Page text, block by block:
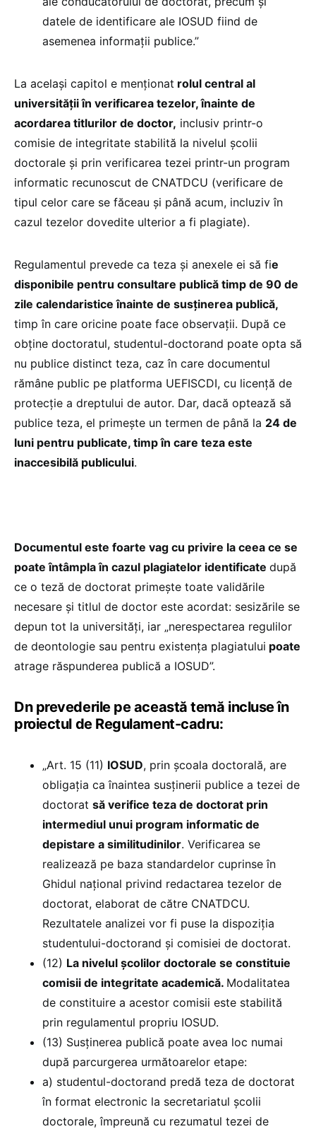
datele de identificare ale IOSUD fiind de
asemenea informații publice.”
La același capitol e menționat rolul central al
universității în verificarea tezelor, înainte de
acordarea titlurilor de doctor, inclusiv printr-o
comisie de integritate stabilită la nivelul școlii
doctorale și prin verificarea tezei printr-un program
informatic recunoscut de CNATDCU (verificare de
tipul celor care se făceau și până acum, incluziv în
cazul tezelor dovedite ulterior a fi plagiate).
Regulamentul prevede ca teza și anexele ei să fie
disponibile pentru consultare publică timp de 90 de
zile calendaristice înainte de susținerea publică,
timp în care oricine poate face observații. După ce
obține doctoratul, studentul-doctorand poate opta să
nu publice distinct teza, caz în care documentul
rămâne public pe platforma UEFISCDI, cu licență de
protecție a dreptului de autor. Dar, dacă optează să
publice teza, el primește un termen de până la 24 de
luni pentru publicate, timp în care teza este
inaccesibilă publicului.
Documentul este foarte vag cu privire la ceea ce se
poate întâmpla în cazul plagiatelor identificate după
ce o teză de doctorat primește toate validările
necesare și titlul de doctor este acordat: sesizările se
depun tot la universități, iar „nerespectarea regulilor
de deontologie sau pentru existenţa plagiatului poate
atrage răspunderea publică a IOSUD”.
Dn prevederile pe această temă incluse în
proiectul de Regulament-cadru:
„Art. 15 (11) IOSUD, prin școala doctorală, are
obligația ca înaintea susținerii publice a tezei de
doctorat să verifice teza de doctorat prin
intermediul unui program informatic de
depistare a similitudinilor. Verificarea se
realizează pe baza standardelor cuprinse în
Ghidul național privind redactarea tezelor de
doctorat, elaborat de către CNATDCU.
Rezultatele analizei vor fi puse la dispoziția
studentului-doctorand și comisiei de doctorat.
(12) La nivelul școlilor doctorale se constituie
comisii de integritate academică. Modalitatea
de constituire a acestor comisii este stabilită
prin regulamentul propriu IOSUD.
(13) Susținerea publică poate avea loc numai
după parcurgerea următoarelor etape:
a) studentul-doctorand predă teza de doctorat
în format electronic la secretariatul şcolii
doctorale, împreună cu rezumatul tezei de